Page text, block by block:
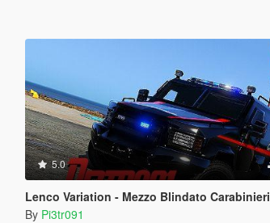
5.0
Lenco Variation - Mezzo Blindato Carabinieri
By Pi3tr091